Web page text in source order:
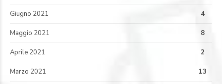
Giugno 2021 4
Maggio 2021 8
Aprile 2021 2
Marzo 2021 13